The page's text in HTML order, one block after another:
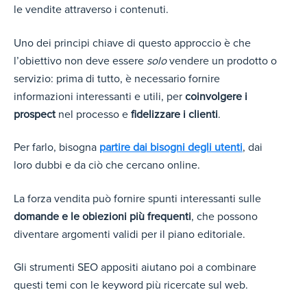
le vendite attraverso i contenuti.
Uno dei principi chiave di questo approccio è che
l’obiettivo non deve essere solovendere un prodotto o
servizio: prima di tutto, è necessario fornire
informazioni interessanti e utili, per coinvolgere i
prospectnel processo e fidelizzare i clienti.
Per farlo, bisogna partire dai bisogni degli utenti, dai
loro dubbi e da ciò che cercano online.
La forza vendita può fornire spunti interessanti sulle
domande e le obiezioni più frequenti, che possono
diventare argomenti validi per il piano editoriale.
Gli strumenti SEO appositi aiutano poi a combinare
questi temi con le keyword più ricercate sul web.